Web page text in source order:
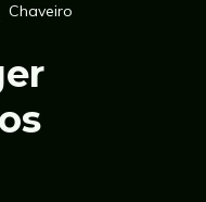
Chaveiro